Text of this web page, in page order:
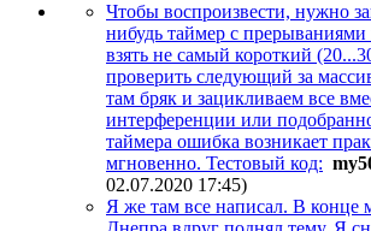
Чтобы воспроизвести, нужно
нибудь таймер с
взять не самый короткий
проверить следующий за
там бряк и зацикливаем все
интерференции или
таймера ошибка возникает
мгновенно. Тестовый код:
02.07.2020 17:45)
Я же там все написал. В конце